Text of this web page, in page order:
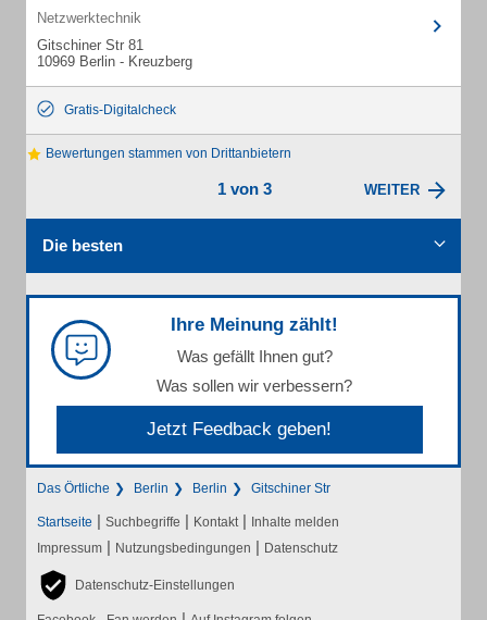
Netzwerktechnik
Gitschiner Str 81
10969 Berlin - Kreuzberg
Gratis-Digitalcheck
Bewertungen stammen von Drittanbietern
1 von 3 WEITER
Die besten
Ihre Meinung zählt!
Was gefällt Ihnen gut?
Was sollen wir verbessern?
Jetzt Feedback geben!
Das Örtliche Berlin Berlin Gitschiner Str
Startseite | Suchbegriffe | Kontakt | Inhalte melden
Impressum | Nutzungsbedingungen | Datenschutz
Datenschutz-Einstellungen